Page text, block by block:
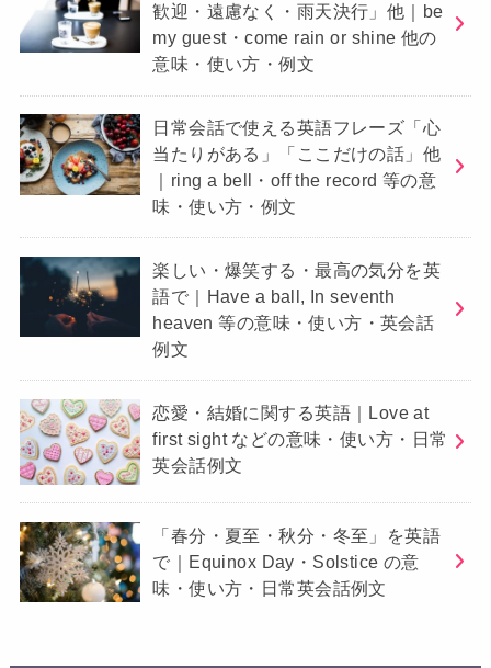
歓迎・遠慮なく・雨天決行」他｜be
my guest・come rain or shine 他の
意味・使い方・例文
日常会話で使える英語フレーズ「心
当たりがある」「ここだけの話」他
｜ring a bell・off the record 等の意
味・使い方・例文
楽しい・爆笑する・最高の気分を英
語で｜Have a ball, In seventh
heaven 等の意味・使い方・英会話
例文
恋愛・結婚に関する英語｜Love at
first sight などの意味・使い方・日常
英会話例文
「春分・夏至・秋分・冬至」を英語
で｜Equinox Day・Solstice の意
味・使い方・日常英会話例文